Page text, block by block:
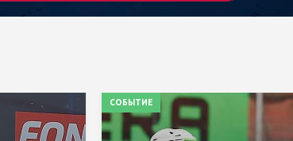
СОБЫТИЕ